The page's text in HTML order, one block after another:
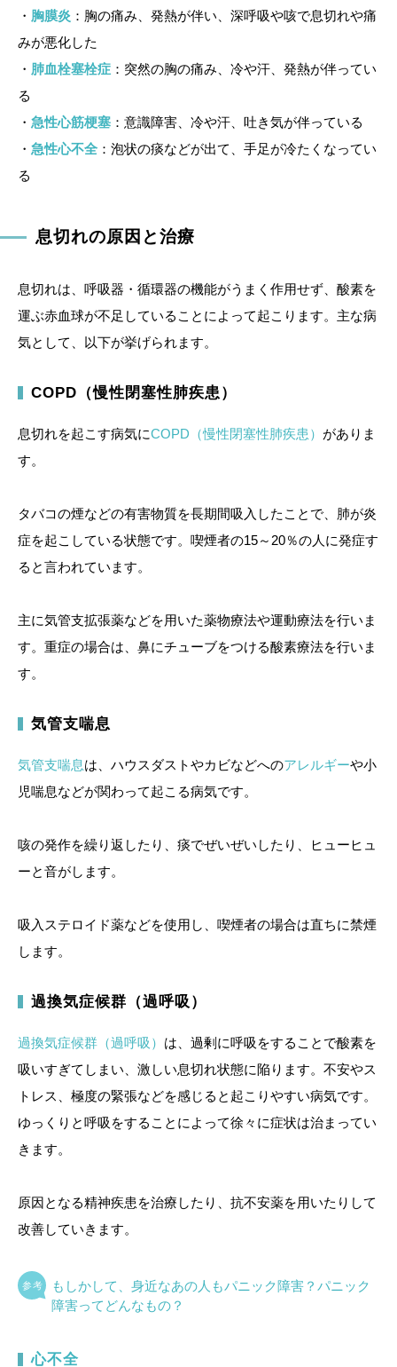
・ 胸膜炎 ：胸の痛み、発熱が伴い、深呼吸や咳で息切れや痛
みが悪化した
・ 肺血栓塞栓症 ：突然の胸の痛み、冷や汗、発熱が伴ってい
る
・ 急性心筋梗塞 ：意識障害、冷や汗、吐き気が伴っている
・ 急性心不全 ：泡状の痰などが出て、手足が冷たくなってい
る
息切れの原因と治療
息切れは、呼吸器・循環器の機能がうまく作用せず、酸素を
運ぶ赤血球が不足していることによって起こります。主な病
気として、以下が挙げられます。
COPD（慢性閉塞性肺疾患）
息切れを起こす病気にCOPD（慢性閉塞性肺疾患） がありま
す。
タバコの煙などの有害物質を長期間吸入したことで、肺が炎
症を起こしている状態です。喫煙者の15～20％の人に発症す
ると言われています。
主に気管支拡張薬などを用いた薬物療法や運動療法を行いま
す。重症の場合は、鼻にチューブをつける酸素療法を行いま
す。
気管支喘息
気管支喘息は、ハウスダストやカビなどへのアレルギーや小
児喘息などが関わって起こる病気です。
咳の発作を繰り返したり、痰でぜいぜいしたり、ヒューヒュ
ーと音がします。
吸入ステロイド薬などを使用し、喫煙者の場合は直ちに禁煙
します。
過換気症候群（過呼吸）
過換気症候群（過呼吸） は、過剰に呼吸をすることで酸素を
吸いすぎてしまい、激しい息切れ状態に陥ります。不安やス
トレス、極度の緊張などを感じると起こりやすい病気です。
ゆっくりと呼吸をすることによって徐々に症状は治まってい
きます。
原因となる精神疾患を治療したり、抗不安薬を用いたりして
改善していきます。
もしかして、身近なあの人もパニック障害？パニック
障害ってどんなもの？
心不全